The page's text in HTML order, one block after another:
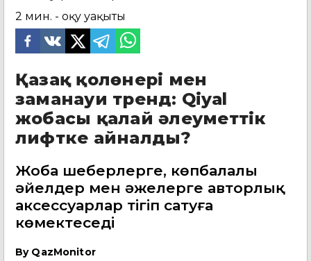
2 мин. - оқу уақыты
Қазақ қолөнері мен
заманауи тренд: Qiyal
жобасы қалай әлеуметтік
лифтке айналды?
Жоба шеберлерге, көпбалалы
әйелдер мен әжелерге авторлық
аксессуарлар тігіп сатуға
көмектеседі
By QazMonitor